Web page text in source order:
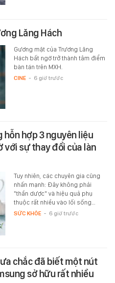
Lăng Hách
Gương mặt của Trương Lăng
Hách bất ngờ trở thành tâm điểm
bàn tán trên MXH.
CINE - 6 giờ trước
hỗn hợp 3 nguyên liệu
với sự thay đổi của làn
Tuy nhiên, các chuyên gia cũng
nhấn mạnh: Đây không phải
"thần dược" và hiệu quả phụ
thuộc rất nhiều vào lối sống…
SỨC KHỎE - 6 giờ trước
chắc đã biết một nút
sở hữu rất nhiều